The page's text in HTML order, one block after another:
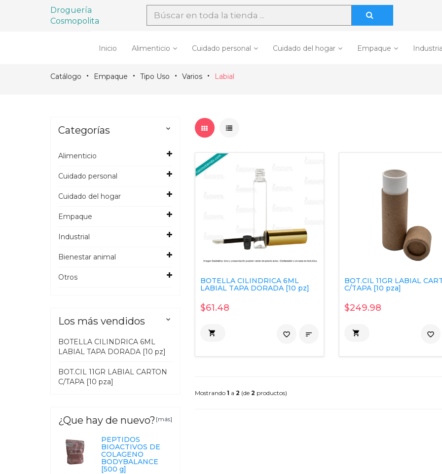
Droguería
Cosmopolita
Inicio Alimenticio Cuidado personal Cuidado del hogar Empaque
Catálogo Empaque Tipo Uso Varios Labial
BOTELLA CILINDRICA 6ML
LABIAL TAPA DORADA [10 pz]
$61.48
 
favorite_border
BOT.CIL 11GR LABIAL
C/TAPA [10 pza]
$249.98
 favorite_border
Mostrando 1 a 2 (de 2 productos)
Categorías 
Alimenticio
Cuidado personal
Cuidado del hogar
Empaque
Industrial
Bienestar animal
Otros
Los más vendidos 
BOTELLA CILINDRICA 6ML
LABIAL TAPA DORADA [10 pz]
BOT.CIL 11GR LABIAL CARTON
C/TAPA [10 pza]
¿Que hay de nuevo? [más]
PEPTIDOS
BIOACTIVOS DE
COLAGENO
BODYBALANCE
[500 g]